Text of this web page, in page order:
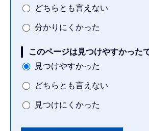
どちらとも言えない
分かりにくかった
このページは見つけやすかった
見つけやすかった
どちらとも言えない
見つけにくかった